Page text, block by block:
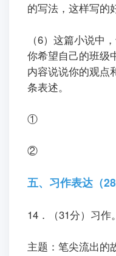
的写法，这样写的
（6）这篇小说中
你希望自己的班级
内容说说你的观点
条表述。
①
②
五、习作表达（28
14．（31分）习作。
ㅤㅤ主题：笔尖流出